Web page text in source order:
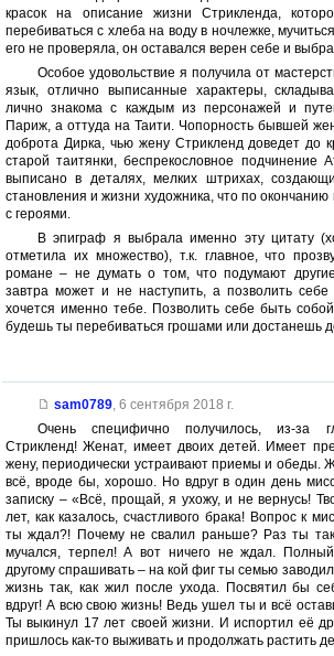
красок на описание жизни Стрикленда,
перебиваться с хлеба на воду в ночлежке,
его не проверяла, он оставался верен себе и
Особое удовольствие я получила от
язык, отлично выписанные характеры,
лично знакома с каждым из персонажей и
Париж, а оттуда на Таити. Чопорность бывшей
доброта Дирка, чью жену Стрикленд доведет до
старой таитянки, беспрекословное подчинение
выписано в деталях, мелких штрихах,
становления и жизни художника, что по окончанию
с героями.
В эпиграф я выбрала именно эту цитату
отметила их множество), т.к. главное, что
романе – не думать о том, что подумают
завтра может и не наступить, а позволить себе
хочется именно тебе. Позволить себе быть
будешь ты перебиваться грошами или достанешь
sam0789, 6 сентября 2018 г.
Очень специфично получилось, из-за
Стрикленд! Женат, имеет двоих детей. Имеет
жену, периодически устраивают приемы и обеды.
всё, вроде бы, хорошо. Но вдруг в один день
записку – «Всё, прощай, я ухожу, и не вернусь!
лет, как казалось, счастливого брака! Вопрос к
ты ждал?! Почему не свалил раньше? Раз ты
мучался, терпел! А вот ничего не ждал.
другому спрашивать – на кой фиг ты семью
жизнь так, как жил после ухода. Посвятил бы
вдруг! А всю свою жизнь! Ведь ушел ты и всё
Ты выкинул 17 лет своей жизни. И испортил её
пришлось как-то выживать и продолжать растить